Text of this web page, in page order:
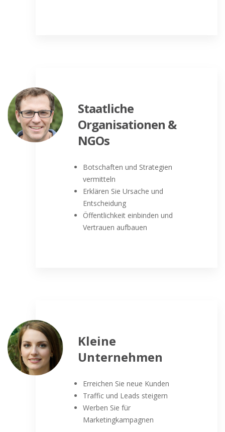
Staatliche
Organisationen &
NGOs
Botschaften und Strategien
vermitteln
Erklären Sie Ursache und
Entscheidung
Öffentlichkeit einbinden und
Vertrauen aufbauen
Kleine
Unternehmen
Erreichen Sie neue Kunden
Traffic und Leads steigern
Werben Sie für
Marketingkampagnen